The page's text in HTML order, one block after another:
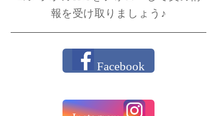
報を受け取りましょう♪
Facebook